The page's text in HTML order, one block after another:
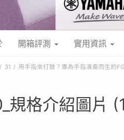
開箱評測 實用資訊
31 用手指來打鼓？專為手指演奏而生的
規格介紹圖片